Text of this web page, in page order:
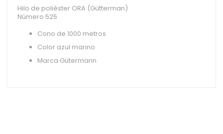
Hilo de poliéster ORA (Gütterman)
Número 525
Cono de 1000 metros
Color azul marino
Marca Gütermann